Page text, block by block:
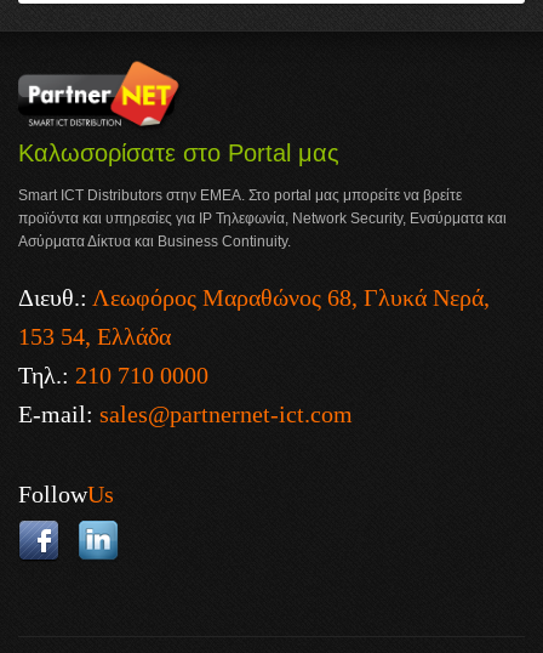
Καλωσορίσατε στο Portal μας
Smart ICT Distributors στην ΕΜΕΑ. Στο portal μας μπορείτε να βρείτε
προϊόντα και υπηρεσίες για IP Τηλεφωνία, Network Security, Ενσύρματα και
Ασύρματα Δίκτυα και Business Continuity.
Διευθ.: Λεωφόρος Μαραθώνος 68, Γλυκά Νερά,
153 54, Ελλάδα
Τηλ.: 210 710 0000
E-mail: sales@partnernet-ict.com
FollowUs